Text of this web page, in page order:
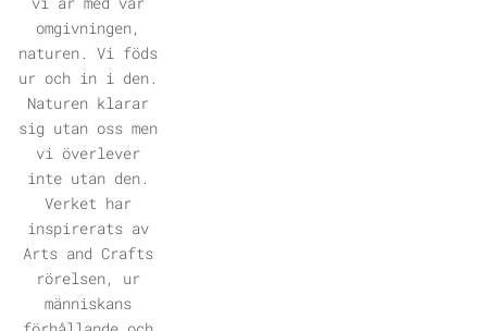
ÖPPNA GALLERI